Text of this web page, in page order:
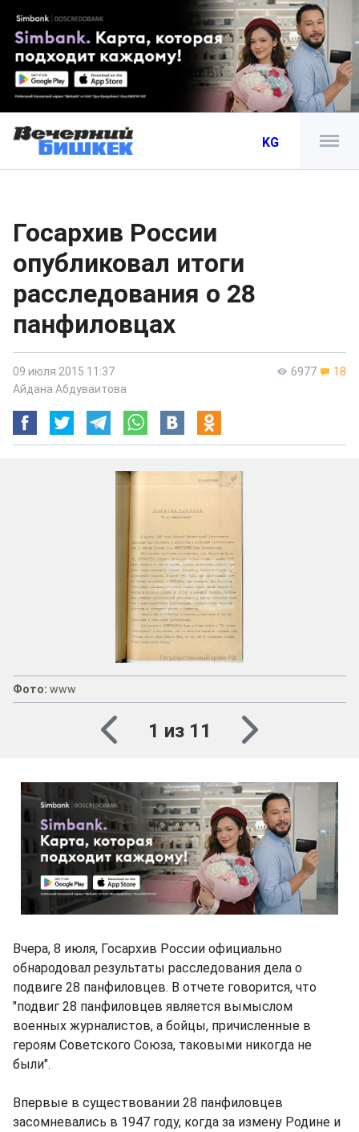
KG
Госархив России
опубликовал итоги
расследования о 28
панфиловцах
6977 18
09 июля 2015 11:37
Айдана Абдуваитова
Фото: www
1 из 11
Вчера, 8 июля, Госархив России официально
обнародовал результаты расследования дела о
подвиге 28 панфиловцев. В отчете говорится, что
"подвиг 28 панфиловцев является вымыслом
военных журналистов, а бойцы, причисленные в
героям Советского Союза, таковыми никогда не
были".
Впервые в существовании 28 панфиловцев
засомневались в 1947 году, когда за измену Родине и